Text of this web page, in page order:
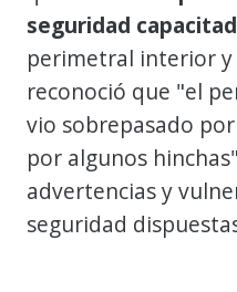
seguridad
perimetral interior
reconoció que "el
vio sobrepasado
por algunos
advertencias y
seguridad